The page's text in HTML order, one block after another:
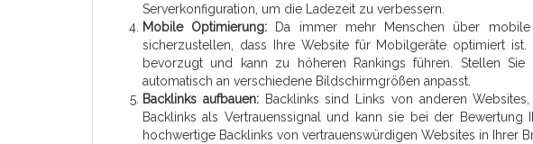
Serverkonfiguration, um die Ladezeit zu verbessern.
Mobile Optimierung: Da immer mehr Menschen über
sicherzustellen, dass Ihre Website für Mobilgeräte optimiert
bevorzugt und kann zu höheren Rankings führen. Stellen
automatisch an verschiedene Bildschirmgrößen anpasst.
Backlinks aufbauen:Backlinks sind Links von anderen
Backlinks als Vertrauenssignal und kann sie bei der Bewertung
hochwertige Backlinks von vertrauenswürdigen Websites in Ihrer